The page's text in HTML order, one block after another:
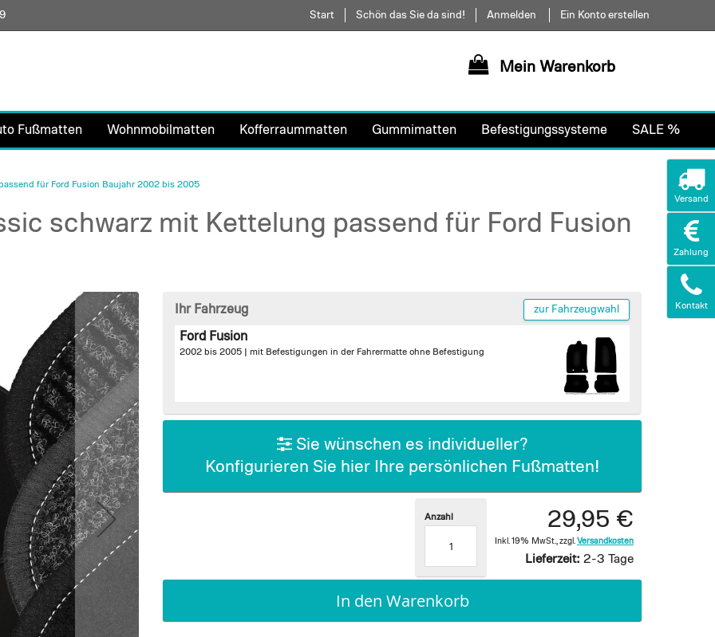
Direkt
zum
Start Schön das Sie da sind! Anmelden Ein Konto erstellen
Mein Warenkorb
Fußmatten Wohnmobilmatten Kofferraummatten Gummimatten Befestigungssysteme SALE %
für Ford Fusion Baujahr 2002 bis 2005
schwarz mit Kettelung passend für Ford Fusion
Ihr Fahrzeug zur Fahrzeugwahl
Ford Fusion
2002 bis 2005 | mit Befestigungen in der Fahrermatte ohne Befestigung
Sie wünschen es individueller?
Konfigurieren Sie hier Ihre persönlichen Fußmatten!
29,95 €
Inkl. 19% MwSt. zzgl. Versandkosten
Lieferzeit: 2-3 Tage
Anzahl
In den Warenkorb
Versand
Zahlung
Kontakt